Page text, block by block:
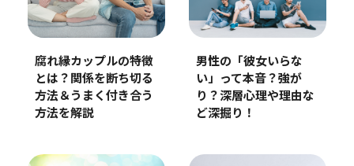
腐れ縁カップルの特徴
とは？関係を断ち切る
方法＆うまく付き合う
方法を解説
男性の「彼女いらな
い」って本音？強が
り？深層心理や理由な
ど深掘り！